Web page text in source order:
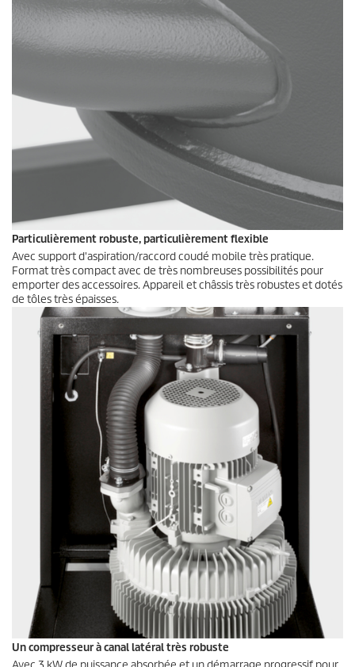
Particulièrement robuste, particulièrement flexible
Avec support d'aspiration/raccord coudé mobile très pratique.
Format très compact avec de très nombreuses possibilités pour
emporter des accessoires. Appareil et châssis très robustes et dotés
de tôles très épaisses.
Un compresseur à canal latéral très robuste